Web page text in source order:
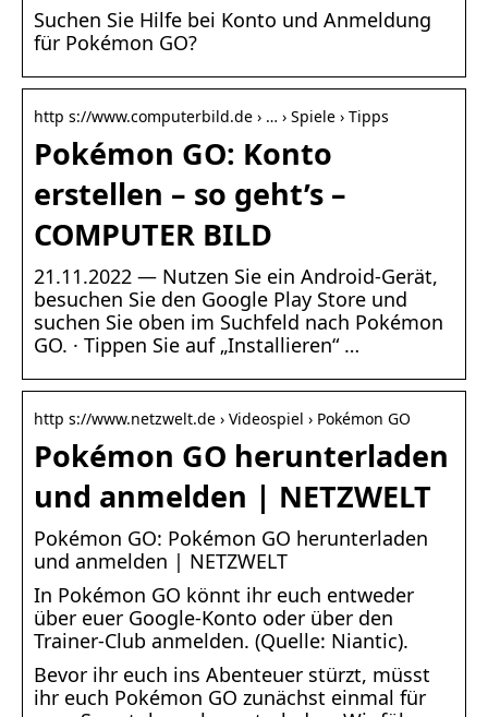
Suchen Sie Hilfe bei Konto und Anmeldung
für Pokémon GO?
http s://www.computerbild.de › … › Spiele › Tipps
Pokémon GO: Konto
erstellen – so geht’s –
COMPUTER BILD
21.11.2022 — Nutzen Sie ein Android-Gerät,
besuchen Sie den Google Play Store und
suchen Sie oben im Suchfeld nach Pokémon
GO. · Tippen Sie auf „Installieren“ …
http s://www.netzwelt.de › Videospiel › Pokémon GO
Pokémon GO herunterladen
und anmelden | NETZWELT
Pokémon GO: Pokémon GO herunterladen
und anmelden | NETZWELT
In Pokémon GO könnt ihr euch entweder
über euer Google-Konto oder über den
Trainer-Club anmelden. (Quelle: Niantic).
Bevor ihr euch ins Abenteuer stürzt, müsst
ihr euch Pokémon GO zunächst einmal für